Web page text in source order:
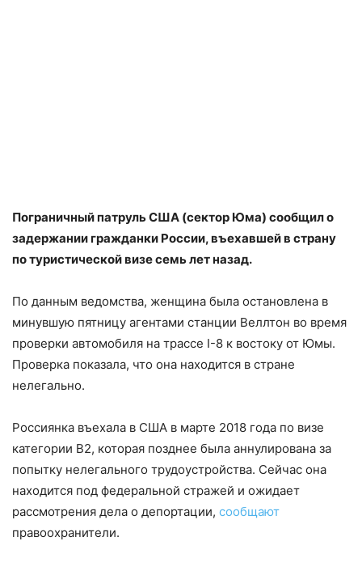
Пограничный патруль США (сектор Юма) сообщил о
задержании гражданки России, въехавшей в страну
по туристической визе семь лет назад.
По данным ведомства, женщина была остановлена в
минувшую пятницу агентами станции Веллтон во время
проверки автомобиля на трассе I-8 к востоку от Юмы.
Проверка показала, что она находится в стране
нелегально.
Россиянка въехала в США в марте 2018 года по визе
категории B2, которая позднее была аннулирована за
попытку нелегального трудоустройства. Сейчас она
находится под федеральной стражей и ожидает
рассмотрения дела о депортации, сообщают
правоохранители.